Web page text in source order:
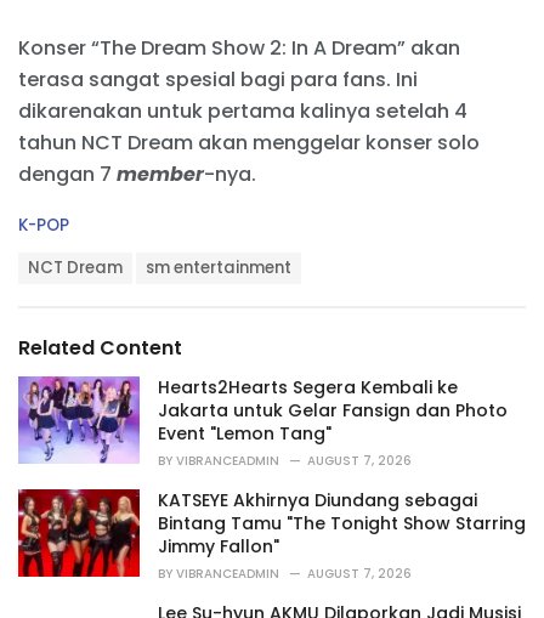
Konser “The Dream Show 2: In A Dream” akan
terasa sangat spesial bagi para fans. Ini
dikarenakan untuk pertama kalinya setelah 4
tahun NCT Dream akan menggelar konser solo
dengan 7 member-nya.
C
r
i
e
s
:
K-POP
:
NCT Dream sm entertainment
Related Content
Hearts2Hearts Segera Kembali ke
Jakarta untuk Gelar Fansign dan Photo
Event "Lemon Tang"
BY VIBRANCEADMIN AUGUST 7, 2026
KATSEYE Akhirnya Diundang sebagai
Bintang Tamu "The Tonight Show Starring
Jimmy Fallon"
BY VIBRANCEADMIN AUGUST 7, 2026